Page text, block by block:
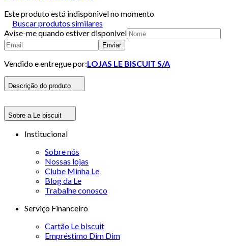
Este produto está indisponivel no momento
Buscar produtos similares
Avise-me quando estiver disponivel
Enviar
Vendido e entregue por:LOJAS LE BISCUIT S/A
Descrição do produto
Sobre a Le biscuit
Institucional
Sobre nós
Nossas lojas
Clube Minha Le
Blog da Le
Trabalhe conosco
Serviço Financeiro
Cartão Le biscuit
Empréstimo Dim Dim